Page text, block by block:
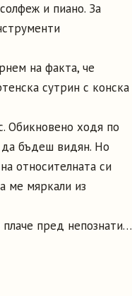
и пиано. За
на факта, че
сутрин с конска
Обикновено ходя по
да бъдеш видян. Но
относителната си
ме мяркали из
пред непознати…